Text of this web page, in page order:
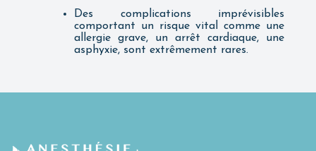
Des complications imprévisibles
comportant un risque vital comme une
allergie grave, un arrêt cardiaque, une
asphyxie, sont extrêmement rares.